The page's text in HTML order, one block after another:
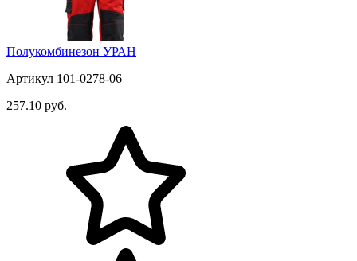
Полукомбинезон УРАН
Артикул 101-0278-06
257.10 руб.